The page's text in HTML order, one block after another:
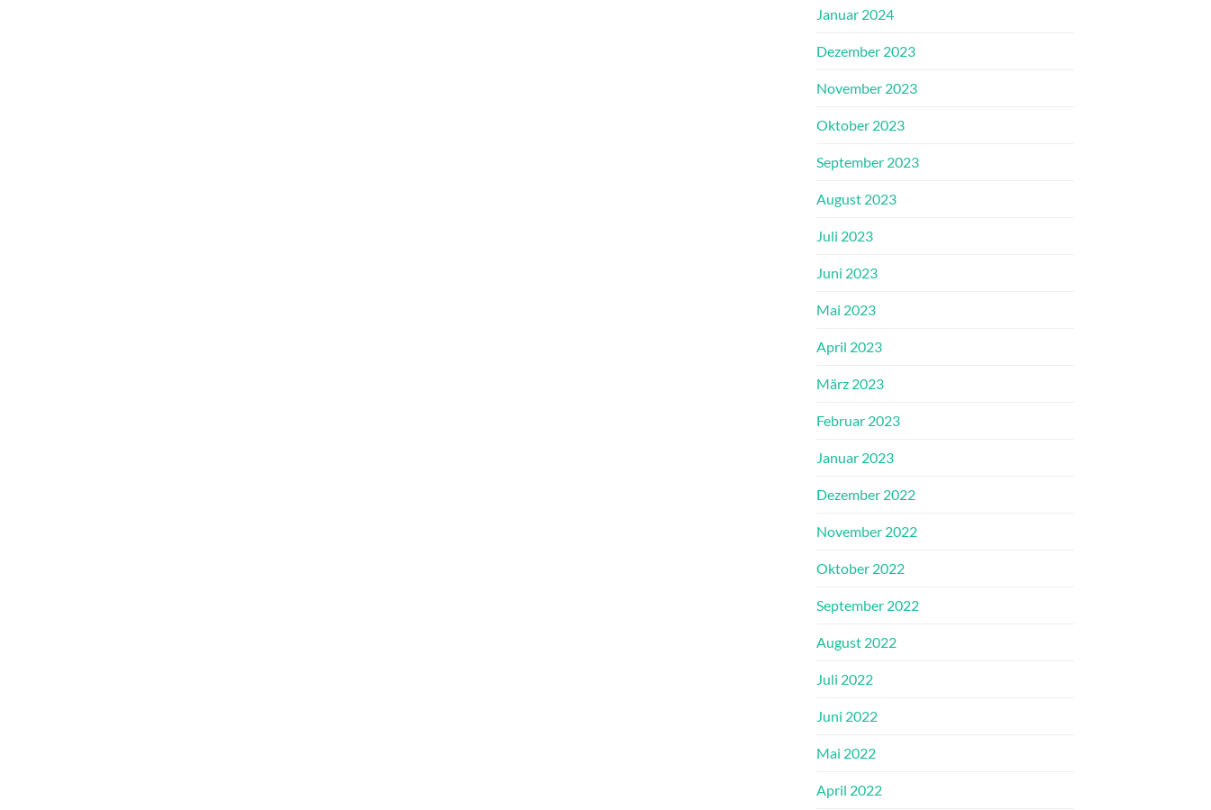
Januar 2024
Dezember 2023
November 2023
Oktober 2023
September 2023
August 2023
Juli 2023
Juni 2023
Mai 2023
April 2023
März 2023
Februar 2023
Januar 2023
Dezember 2022
November 2022
Oktober 2022
September 2022
August 2022
Juli 2022
Juni 2022
Mai 2022
April 2022